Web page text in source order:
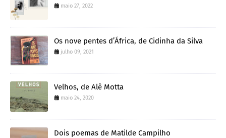
maio 27, 2022
Os nove pentes d’África, de Cidinha da Silva
julho 09, 2021
Velhos, de Alê Motta
maio 24, 2020
Dois poemas de Matilde Campilho